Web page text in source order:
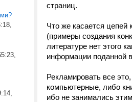
страниц.
Что же касается цепей
(примеры создания
литературе нет этого
информации поданной
Рекламировать все
компьютерные, либо
ибо не занимались